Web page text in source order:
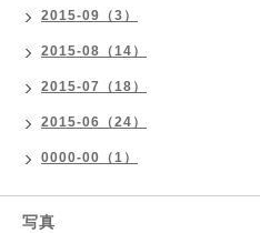
2015-09（3）
2015-08（14）
2015-07（18）
2015-06（24）
0000-00（1）
写真